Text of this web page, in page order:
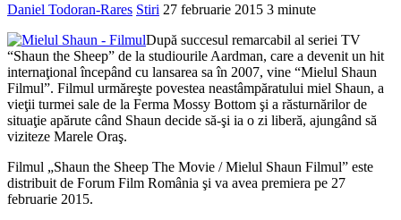
Daniel Todoran-Rares Stiri 27 februarie 2015 3 minute
După succesul remarcabil al seriei TV
“Shaun the Sheep” de la studiourile Aardman, care a devenit un hit
internaţional începând cu lansarea sa în 2007, vine “Mielul Shaun
Filmul”. Filmul urmăreşte povestea neastâmpăratului miel Shaun, a
vieţii turmei sale de la Ferma Mossy Bottom şi a răsturnărilor de
situaţie apărute când Shaun decide să-şi ia o zi liberă, ajungând să
viziteze Marele Oraş.
Filmul „Shaun the Sheep The Movie / Mielul Shaun Filmul” este
distribuit de Forum Film România şi va avea premiera pe 27
februarie 2015.